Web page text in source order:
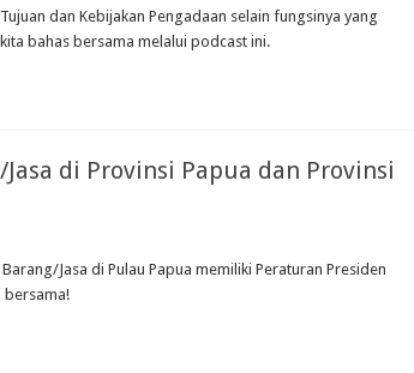
dan Kebijakan Pengadaan selain fungsinya yang
bahas bersama melalui podcast ini.
di Provinsi Papua dan Provinsi
Jasa di Pulau Papua memiliki Peraturan Presiden
bersama!